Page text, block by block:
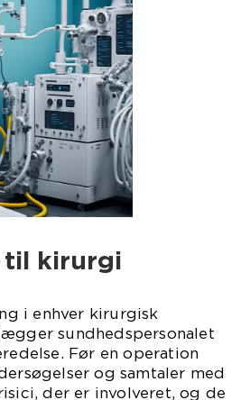
til kirurgi
i enhver kirurgisk
sundhedspersonalet
Før en operation
og samtaler med
der er involveret, og de